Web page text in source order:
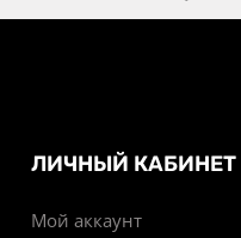
ЛИЧНЫЙ КАБИНЕТ
Мой аккаунт